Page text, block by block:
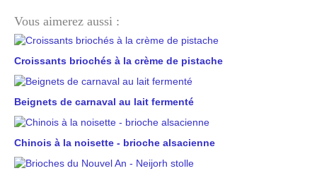
Vous aimerez aussi :
Croissants briochés à la crème de pistache
Beignets de carnaval au lait fermenté
Chinois à la noisette - brioche alsacienne